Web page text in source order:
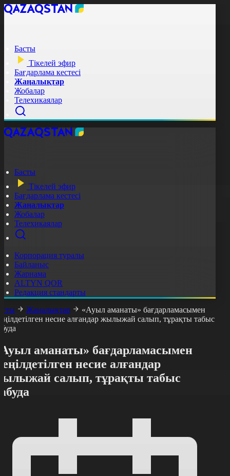
Басты
Тікелей эфир
Бағдарлама кестесі
Жаңалықтар
Жобалар
Телехикаялар
Басты
Тікелей эфир
Бағдарлама кестесі
Жаңалықтар
Жобалар
Телехикаялар
Корпорация туралы
Байланыс
Жарнама
ALTYN QOR
Редакция стандарты
Жаңалықтар
«Ауыл аманаты» бағдарламасымен
несие алғандар жылыжай салып, тұрақты табыс
аманаты» бағдарламасымен
несие алғандар
салып, тұрақты табыс